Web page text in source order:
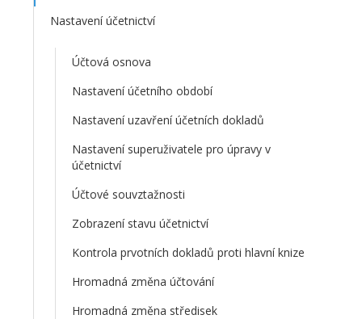
Nastavení účetnictví
Účtová osnova
Nastavení účetního období
Nastavení uzavření účetních dokladů
Nastavení superuživatele pro úpravy v
účetnictví
Účtové souvztažnosti
Zobrazení stavu účetnictví
Kontrola prvotních dokladů proti hlavní knize
Hromadná změna účtování
Hromadná změna středisek